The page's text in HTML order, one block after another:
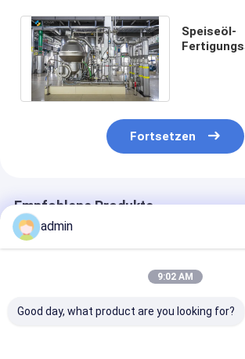
Speiseöl-
Fortsetzen
Empfohlene Produkte
admin
9:02 AM
Good day, what product are you looking for?